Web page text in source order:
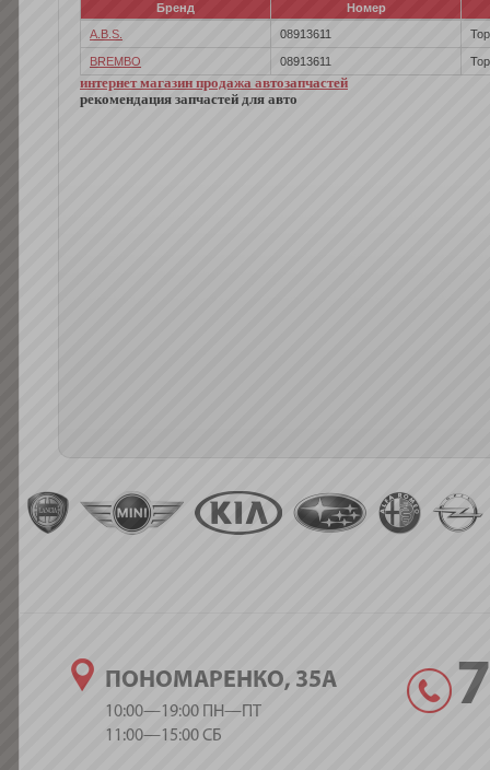
Бренд
Номер
A.B.S.
08913611
BREMBO 08913611
интернет магазин продажа автозапчастей
рекомендация запчастей для авто
ПОНОМАРЕНКО, 35А
10:00—19:00 ПН—ПТ
11:00—15:00 СБ